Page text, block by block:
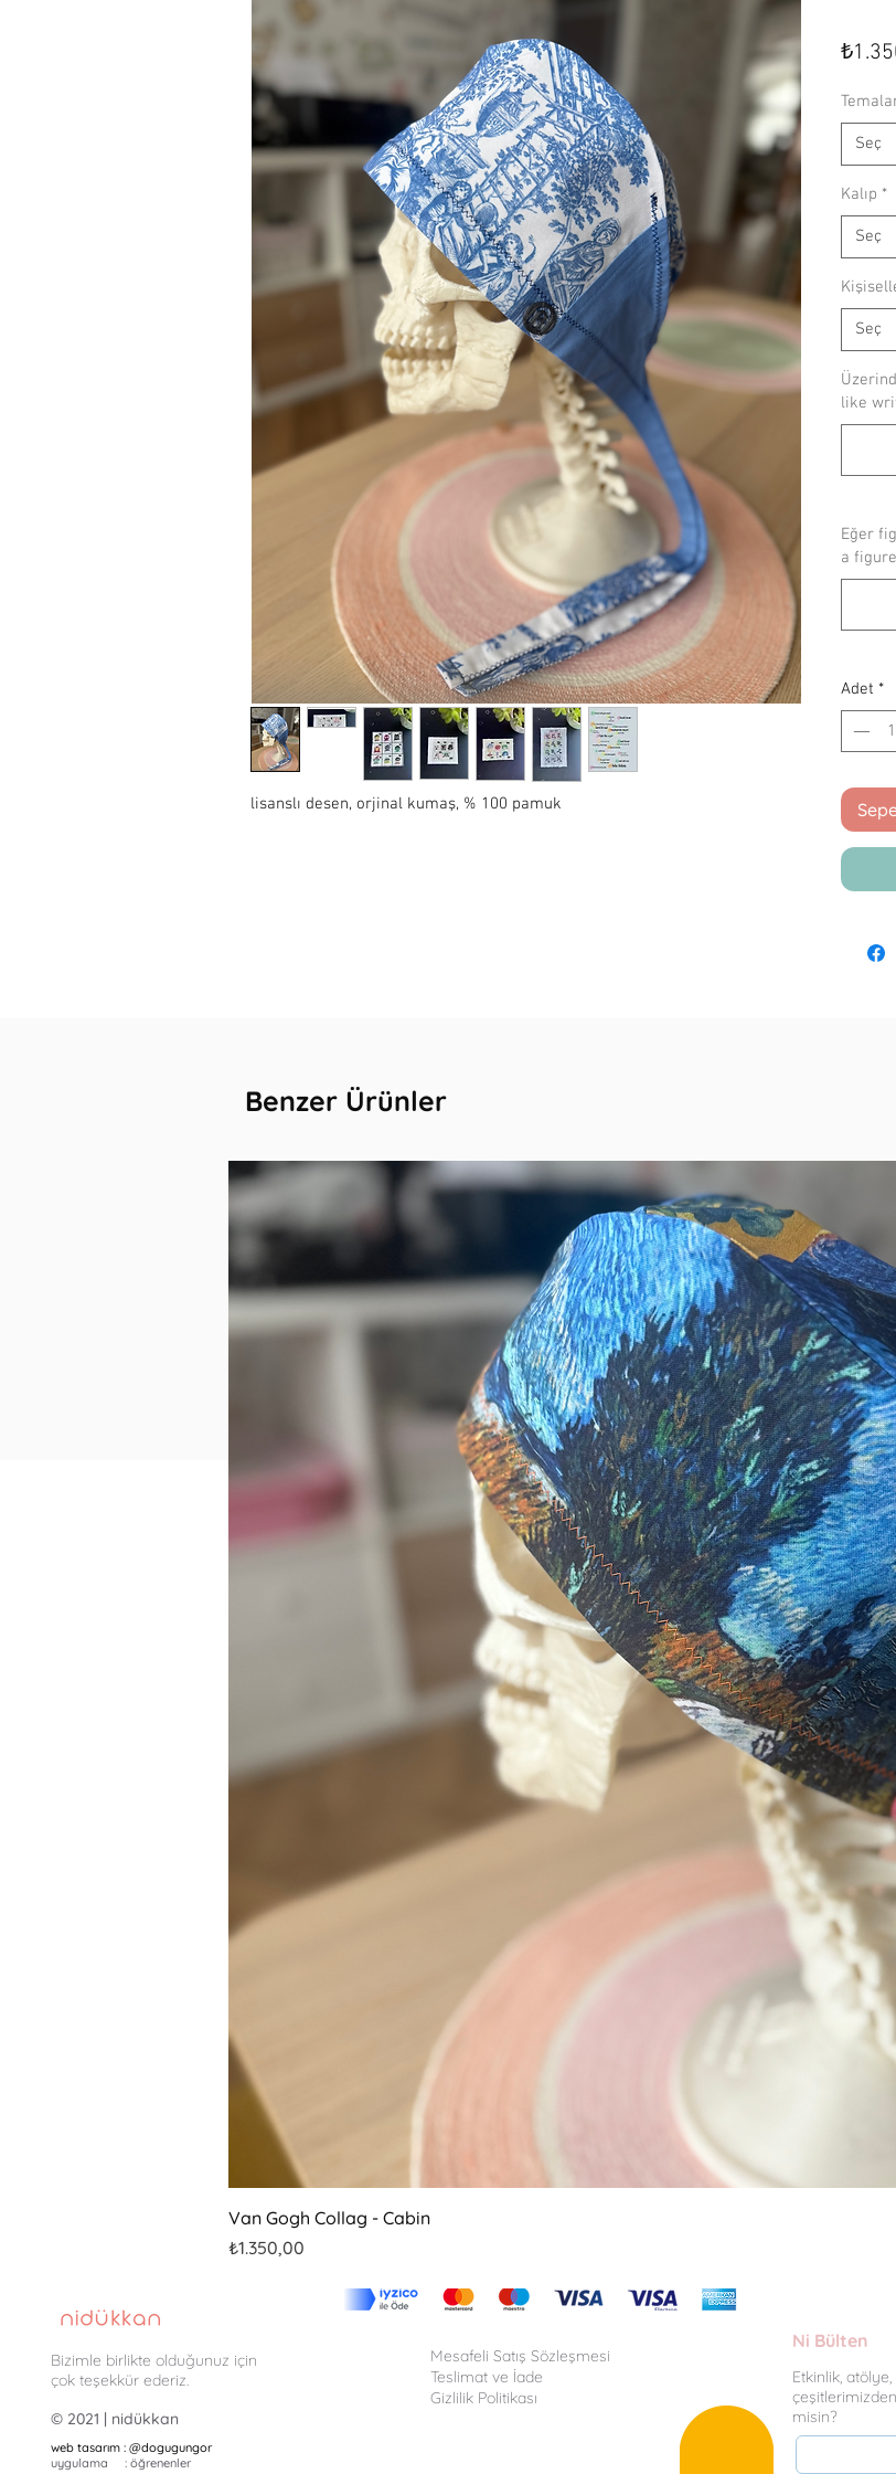
lisanslı desen, orjinal kumaş, % 100 pamuk
Seç
Kalıp *
Seç
Seç
like
Eğer
a
Adet *
Benzer Ürünler
Van Gogh Collag - Cabin
Fiyat
₺1.350,00
Bizimle birlikte olduğunuz için
çok teşekkür ederiz.
© 2021 | nidükkan
web tasarım : @dogugungor
uygulama : öğrenenler
Mesafeli Satış Sözleşmesi
Teslimat ve İade
Gizlilik Politikası
Ni Bülten
Etkinlik,
misin?